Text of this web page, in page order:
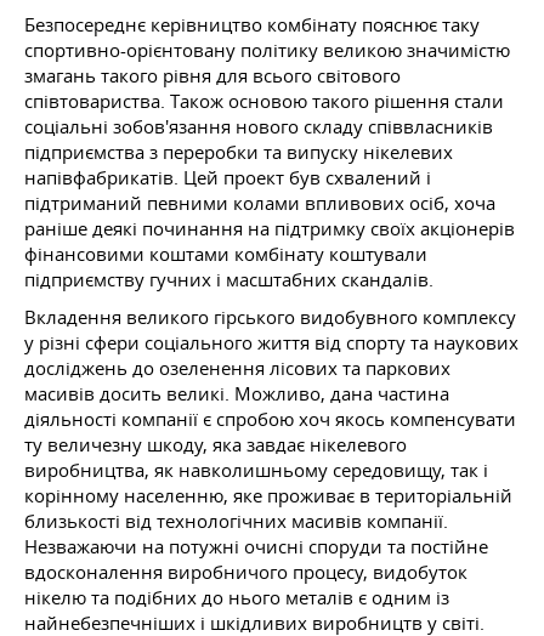
Безпосереднє керівництво комбінату пояснює таку
спортивно-орієнтовану політику великою значимістю
змагань такого рівня для всього світового
співтовариства. Також основою такого рішення стали
соціальні зобов'язання нового складу співвласників
підприємства з переробки та випуску нікелевих
напівфабрикатів. Цей проект був схвалений і
підтриманий певними колами впливових осіб, хоча
раніше деякі починання на підтримку своїх акціонерів
фінансовими коштами комбінату коштували
підприємству гучних і масштабних скандалів.
Вкладення великого гірського видобувного комплексу
у різні сфери соціального життя від спорту та наукових
досліджень до озеленення лісових та паркових
масивів досить великі. Можливо, дана частина
діяльності компанії є спробою хоч якось компенсувати
ту величезну шкоду, яка завдає нікелевого
виробництва, як навколишньому середовищу, так і
корінному населенню, яке проживає в територіальній
близькості від технологічних масивів компанії.
Незважаючи на потужні очисні споруди та постійне
вдосконалення виробничого процесу, видобуток
нікелю та подібних до нього металів є одним із
найнебезпечніших і шкідливих виробництв у світі.